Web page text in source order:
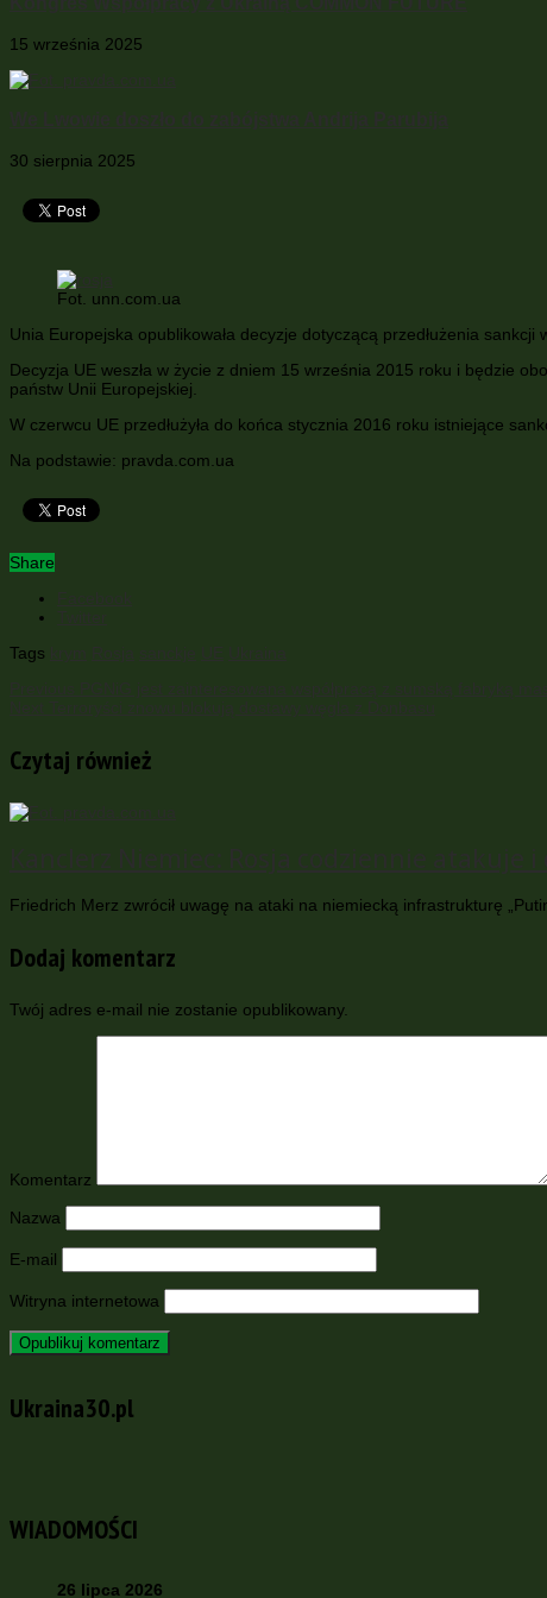
15 września 2025
30 sierpnia 2025
Fot. unn.com.ua
Unia Europejska opublikowała decyzje dotyczącą przedłużenia
Decyzja UE weszła w życie z dniem 15 września 2015 roku i będzie
państw Unii Europejskiej.
W czerwcu UE przedłużyła do końca stycznia 2016 roku istniejące
Na podstawie: pravda.com.ua
Share
Tags
Czytaj również
Friedrich Merz zwrócił uwagę na ataki na niemiecką infrastrukturę
Dodaj komentarz
Twój adres e-mail nie zostanie opublikowany.
Komentarz
Nazwa
E-mail
Witryna internetowa
Ukraina30.pl
WIADOMOŚCI
26 lipca 2026